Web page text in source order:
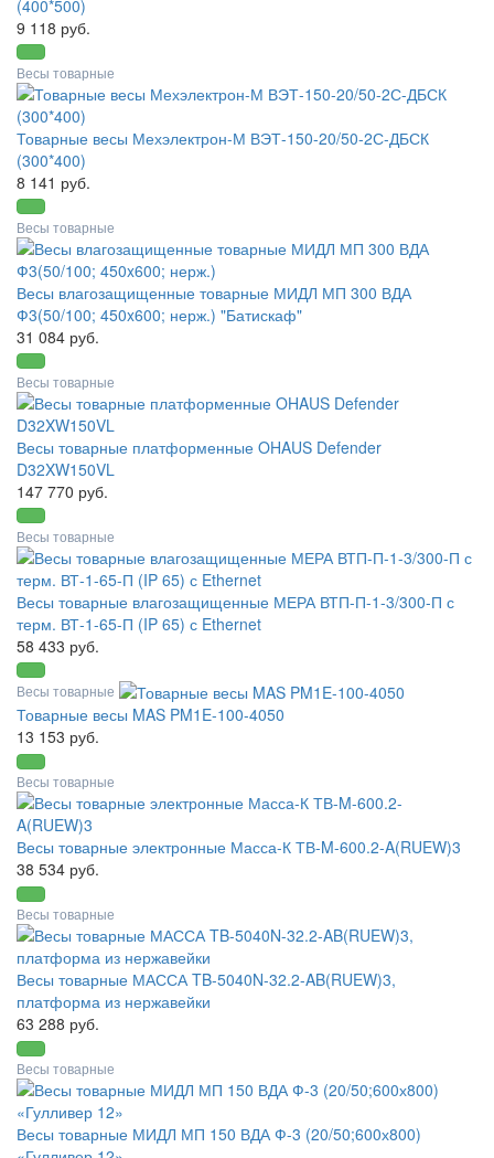
(400*500)
9 118 руб.
Весы товарные
Товарные весы Мехэлектрон-М ВЭТ-150-20/50-2С-ДБСК
(300*400)
8 141 руб.
Весы товарные
Весы влагозащищенные товарные МИДЛ МП 300 ВДА
Ф3(50/100; 450x600; нерж.) "Батискаф"
31 084 руб.
Весы товарные
Весы товарные платформенные OHAUS Defender
D32XW150VL
147 770 руб.
Весы товарные
Весы товарные влагозащищенные МЕРА ВТП-П-1-3/300-П с
терм. ВТ-1-65-П (IP 65) с Ethernet
58 433 руб.
Весы товарные
Товарные весы MAS PM1E-100-4050
13 153 руб.
Весы товарные
Весы товарные электронные Масса-К ТВ-M-600.2-A(RUEW)3
38 534 руб.
Весы товарные
Весы товарные МАССА TB-5040N-32.2-AB(RUEW)3,
платформа из нержавейки
63 288 руб.
Весы товарные
Весы товарные МИДЛ МП 150 ВДА Ф-3 (20/50;600х800)